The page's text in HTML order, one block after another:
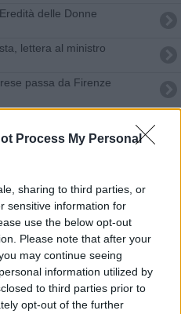
Process My Personal
sharing to third parties, or
sensitive information for
use the below opt-out
Please note that after your
may continue seeing
information utilized by
to third parties prior to
opt-out of the further
delle Donne
lettera al ministro
passa da Firenze
il cane resta solo ma...
attenti alle truffe
di Toscana
Gozzoli e i Magi